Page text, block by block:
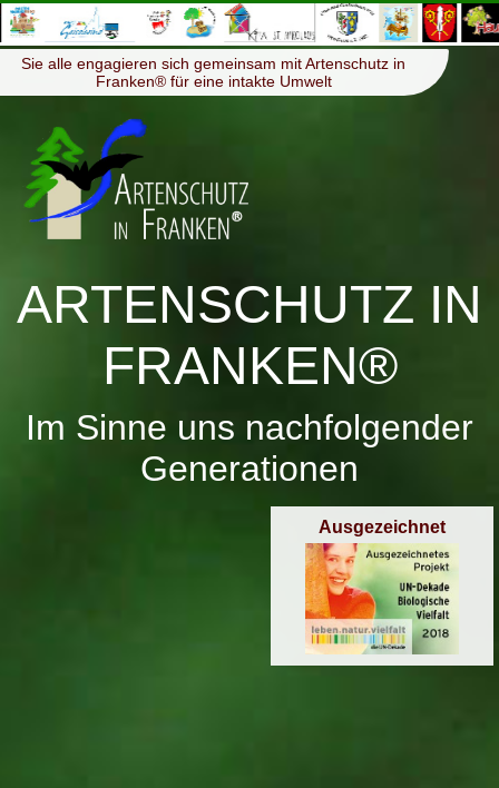
Menü ≡
Sie alle engagieren sich gemeinsam mit Artenschutz in
Franken® für eine intakte Umwelt
ARTENSCHUTZ IN
FRANKEN®
Im Sinne uns nachfolgender
Generationen
Ausgezeichnet